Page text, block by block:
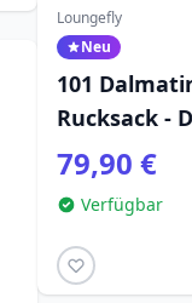
Loungefly
Neu
101
Rucksack -
79,90 €
Verfügbar